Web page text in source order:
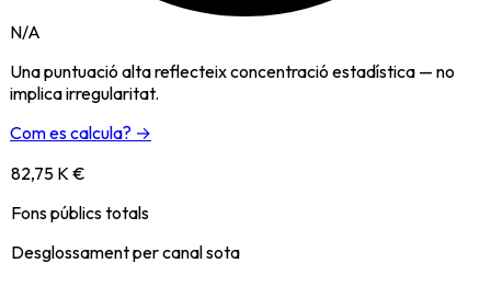
N/A
Una puntuació alta reflecteix concentració estadística — no
implica irregularitat.
Com es calcula? →
82,75 K €
Fons públics totals
Desglossament per canal sota